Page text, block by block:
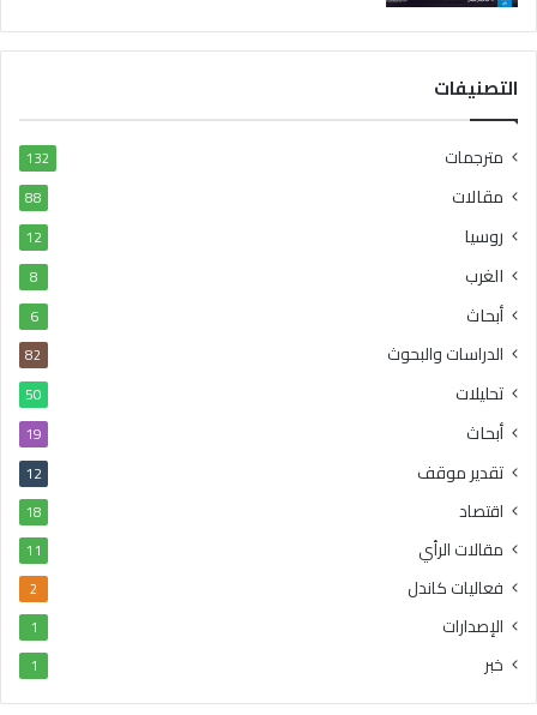
التصنيفات
مترجمات 132
مقالات 88
روسيا 12
الغرب 8
أبحاث 6
الدراسات والبحوث 82
تحليلات 50
أبحاث 19
تقدير موقف 12
اقتصاد 18
مقالات الرأي 11
فعاليات كاندل 2
الإصدارات 1
خبر 1